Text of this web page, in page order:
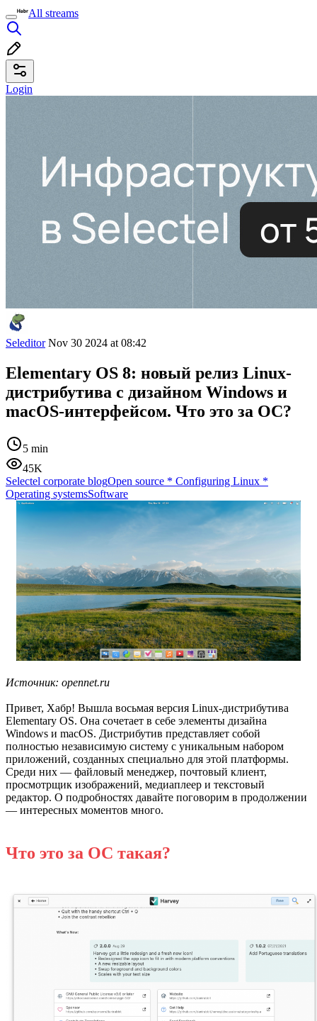
All streams
Login
SeleditorNov 30 2024 at 08:42
Elementary OS 8: новый релиз Linux-
дистрибутива с дизайном Windows и
macOS-интерфейсом. Что это за ОС?
5 min
45K
Selectel corporate blogOpen source * Configuring Linux *
Operating systemsSoftware
Источник: opennet.ru
Привет, Хабр! Вышла восьмая версия Linux-дистрибутива
Еlementary OS. Она сочетает в себе элементы дизайна
Windows и macOS. Дистрибутив представляет собой
полностью независимую систему с уникальным набором
приложений, созданных специально для этой платформы.
Среди них — файловый менеджер, почтовый клиент,
просмотрщик изображений, медиаплеер и текстовый
редактор. О подробностях давайте поговорим в продолжении
— интересных моментов много.
Что это за ОС такая?